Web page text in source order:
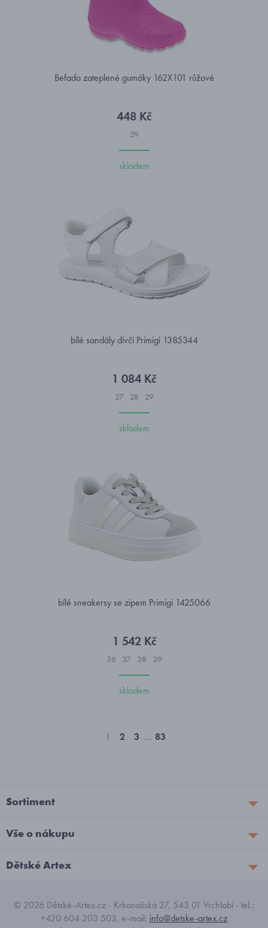
Befado zateplené gumáky 162X101 růžové
448 Kč
29
skladem
bílé sandály dívčí Primigi 1385344
1 084 Kč
27 28 29
skladem
bílé sneakersy se zipem Primigi 1425066
1 542 Kč
36 37 38 39
skladem
1 2 3 … 83
Sortiment
Vše o nákupu
Dětské Artex
© 2026 Dětské-Artex.cz - Krkonošská 27, 543 01 Vrchlabí - tel.:
+420 604 203 503, e-mail: info@detske-artex.cz